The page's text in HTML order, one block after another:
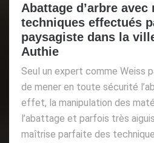
Abattage d’arbre
techniques effectués
paysagiste dans la
Authie
Seul un expert comme Weiss
de mener en toute sécurité
effet, la manipulation des
l’abattage et parfois très
maîtrise parfaite des